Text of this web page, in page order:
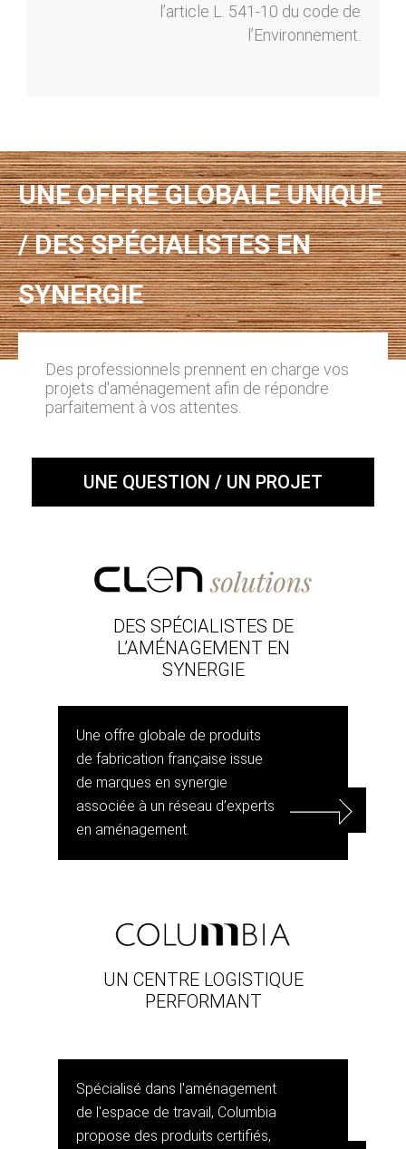
l’article L. 541-10 du code de
l’Environnement.
UNE OFFRE GLOBALE UNIQUE
/ DES SPÉCIALISTES EN
SYNERGIE
Des professionnels prennent en charge vos
projets d'aménagement afin de répondre
parfaitement à vos attentes.
UNE QUESTION / UN PROJET
DES SPÉCIALISTES DE
L’AMÉNAGEMENT EN
SYNERGIE
Une offre globale de produits
de fabrication française issue
de marques en synergie
associée à un réseau d’experts
en aménagement.
UN CENTRE LOGISTIQUE
PERFORMANT
Spécialisé dans l'aménagement
de l'espace de travail, Columbia
propose des produits certifiés,